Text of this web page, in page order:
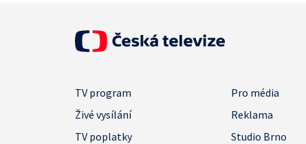
TV program
Pro média
Živé vysílání
Reklama
TV poplatky
Studio Brno